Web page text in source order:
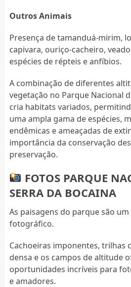
Outros Animais
Presença de tamanduá-mirim,
capivara, ouriço-cacheiro,
espécies de répteis e anfíbios.
A combinação de diferentes
vegetação no Parque Nacional
cria habitats variados,
uma ampla gama de espécies,
endêmicas e ameaçadas de
importância da conservação
preservação.
FOTOS PARQUE
SERRA DA BOCAINA
As paisagens do parque são
fotográfico.
Cachoeiras imponentes, trilhas
densa e os campos de altitude
oportunidades incríveis para
e amadores.